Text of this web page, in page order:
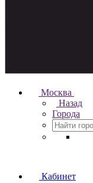
Москва
Назад
Города
Кабинет